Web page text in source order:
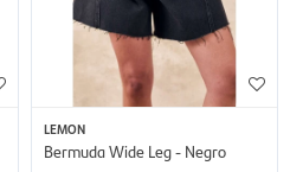
LEMON
Bermuda Wide Leg - Negro